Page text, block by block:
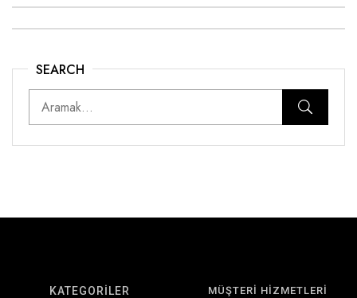
SEARCH
KATEGORİLER MÜŞTERİ HİZMETLERİ